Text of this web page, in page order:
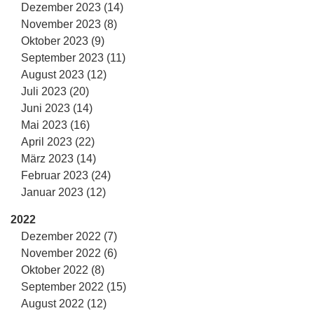
Dezember 2023 (14)
November 2023 (8)
Oktober 2023 (9)
September 2023 (11)
August 2023 (12)
Juli 2023 (20)
Juni 2023 (14)
Mai 2023 (16)
April 2023 (22)
März 2023 (14)
Februar 2023 (24)
Januar 2023 (12)
2022
Dezember 2022 (7)
November 2022 (6)
Oktober 2022 (8)
September 2022 (15)
August 2022 (12)